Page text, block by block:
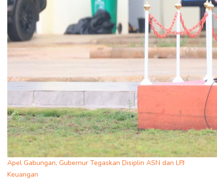
Apel Gabungan, Gubernur Tegaskan Disiplin ASN dan LPJ
Keuangan